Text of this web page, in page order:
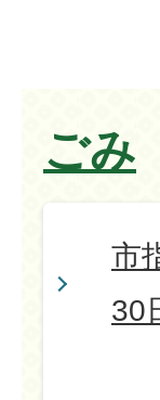
ごみ
市
30